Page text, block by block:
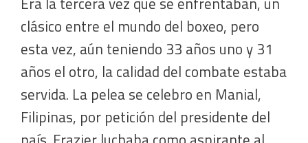
clásico entre el mundo del boxeo, pero
esta vez, aún teniendo 33 años uno y 31
años el otro, la calidad del combate estaba
servida. La pelea se celebro en Manial,
Filipinas, por petición del presidente del